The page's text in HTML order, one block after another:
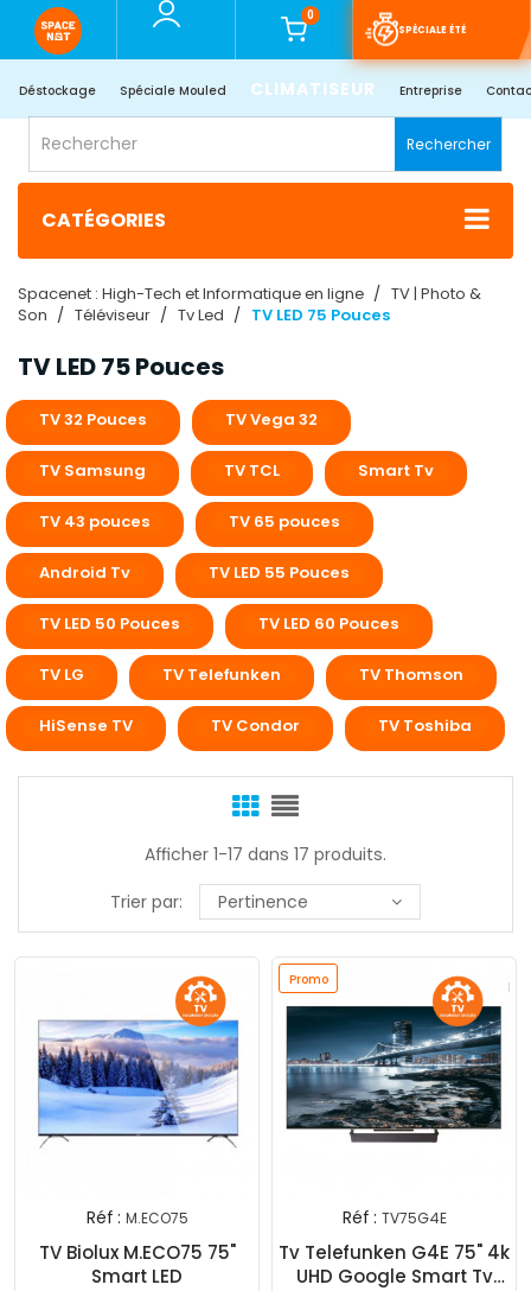
0
SPÉCIALE ÉTÉ
Déstockage Spéciale Mouled CLIMATISEUR Entreprise
Rechercher
CATÉGORIES
Spacenet : High-Tech et Informatique en ligne
TV | Photo &
Son
Téléviseur Tv Led TV LED 75 Pouces
TV LED 75 Pouces
TV 32 Pouces TV Vega 32
TV Samsung TV TCL Smart Tv
TV 43 pouces TV 65 pouces
Android Tv TV LED 55 Pouces
TV LED 50 Pouces TV LED 60 Pouces
TV LG TV Telefunken TV Thomson
HiSense TV TV Condor TV Toshiba
Afficher 1-17 dans 17 produits.
Trier par:
Pertinence
Réf : M.ECO75
TV Biolux M.ECO75 75"
Smart LED
Promo
Réf : TV75G4E
Tv Telefunken G4E 75" 4k
UHD Google Smart Tv